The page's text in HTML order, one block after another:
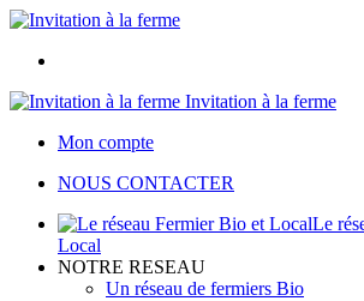
Invitation à la ferme
Mon compte
NOUS CONTACTER
Le
Local
NOTRE RESEAU
Un réseau de fermiers Bio